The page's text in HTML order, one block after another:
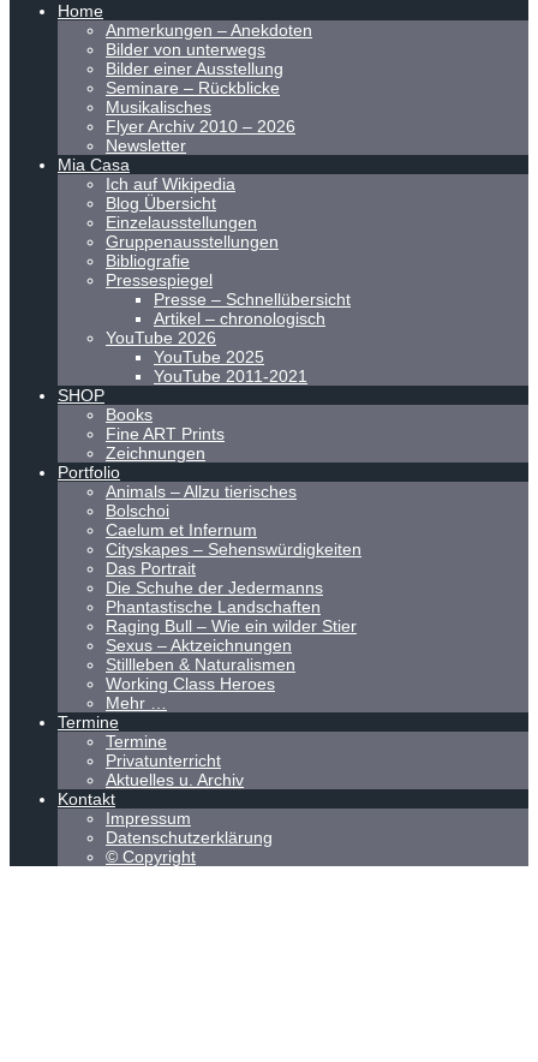
Home
Anmerkungen – Anekdoten
Bilder von unterwegs
Bilder einer Ausstellung
Seminare – Rückblicke
Musikalisches
Flyer Archiv 2010 – 2026
Newsletter
Mia Casa
Ich auf Wikipedia
Blog Übersicht
Einzelausstellungen
Gruppenausstellungen
Bibliografie
Pressespiegel
Presse – Schnellübersicht
Artikel – chronologisch
YouTube 2026
YouTube 2025
YouTube 2011-2021
SHOP
Books
Fine ART Prints
Zeichnungen
Portfolio
Animals – Allzu tierisches
Bolschoi
Caelum et Infernum
Cityskapes – Sehenswürdigkeiten
Das Portrait
Die Schuhe der Jedermanns
Phantastische Landschaften
Raging Bull – Wie ein wilder Stier
Sexus – Aktzeichnungen
Stillleben & Naturalismen
Working Class Heroes
Mehr …
Termine
Termine
Privatunterricht
Aktuelles u. Archiv
Kontakt
Impressum
Datenschutzerklärung
© Copyright